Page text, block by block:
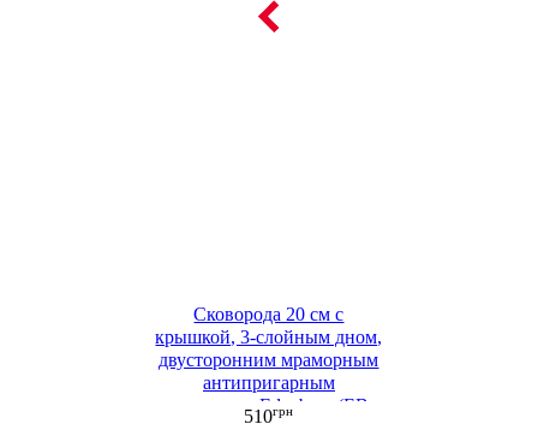
Сковорода 20 см с
крышкой, 3-слойным дном,
двусторонним мраморным
антипригарным
покрытием Edenberg (EB-
510грн